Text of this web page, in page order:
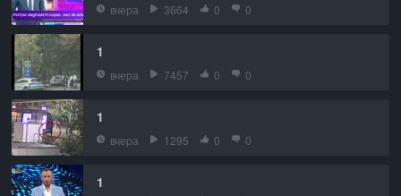
вчера 3664 0 0
1
вчера 7457 0 0
1
вчера 1295 0 0
1